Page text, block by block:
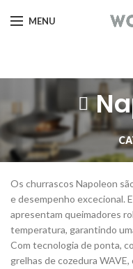
MENU
Os churrascos Napoleon
e desempenho excecional.
apresentam queimadores
temperatura, garantindo
Com tecnologia de ponta,
grelhas de cozedura